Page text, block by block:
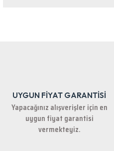
Ürün bilgilerinde hatalar bulunuyor.
Ürün fiyatı diğer sitelerden daha
Bu ürüne benzer farklı alternatifler
UYGUN FİYAT GARANTİSİ
Yapacağınız alışverişler için en
uygun fiyat garantisi
vermekteyiz.